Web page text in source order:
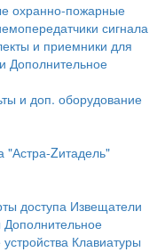
охранно-пожарные
сигнала
и приемники для
Дополнительное
и доп. оборудование
"Астра-Zитадель"
доступа Извещатели
Дополнительное
Клавиатуры